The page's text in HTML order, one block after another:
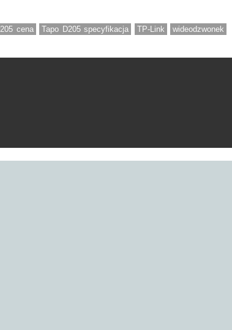
cena Tapo D205 specyfikacja TP-Link wideodzwonek